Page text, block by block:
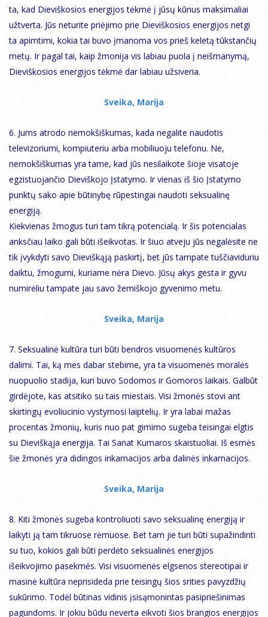
ta, kad Dieviškosios energijos tėkmė į jūsų kūnus maksimaliai
užtverta. Jūs neturite priėjimo prie Dieviškosios energijos netgi
ta apimtimi, kokia tai buvo įmanoma vos prieš keletą tūkstančių
metų. Ir pagal tai, kaip žmonija vis labiau puola į neišmanymą,
Dieviškosios energijos tėkmė dar labiau užsiveria.
Sveika, Marija
6. Jums atrodo nemokšiškumas, kada negalite naudotis
televizoriumi, kompiuteriu arba mobiliuoju telefonu. Ne,
nemokšiškumas yra tame, kad jūs nesilaikote šioje visatoje
egzistuojančio Dieviškojo Įstatymo. Ir vienas iš šio Įstatymo
punktų sako apie būtinybę rūpestingai naudoti seksualinę
energiją.
Kiekvienas žmogus turi tam tikrą potencialą. Ir šis potencialas
anksčiau laiko gali būti išeikvotas. Ir šiuo atveju jūs negalėsite ne
tik įvykdyti savo Dieviškąją paskirtį, bet jūs tampate tuščiaviduriu
daiktu, žmogumi, kuriame nėra Dievo. Jūsų akys gesta ir gyvu
numirėliu tampate jau savo žemiškojo gyvenimo metu.
Sveika, Marija
7. Seksualinė kultūra turi būti bendros visuomenės kultūros
dalimi. Tai, ką mes dabar stebime, yra ta visuomenės moralės
nuopuolio stadija, kuri buvo Sodomos ir Gomoros laikais. Galbūt
girdėjote, kas atsitiko su tais miestais. Visi žmonės stovi ant
skirtingų evoliucinio vystymosi laiptelių. Ir yra labai mažas
procentas žmonių, kuris nuo pat gimimo sugeba teisingai elgtis
su Dieviškąja energija. Tai Sanat Kumaros skaistuoliai. Iš esmės
šie žmonės yra didingos inkarnacijos arba dalinės inkarnacijos.
Sveika, Marija
8. Kiti žmonės sugeba kontroliuoti savo seksualinę energiją ir
laikyti ją tam tikruose rėmuose. Bet tam jie turi būti supažindinti
su tuo, kokios gali būti perdėto seksualinės energijos
išeikvojimo pasekmės. Visi visuomenės elgsenos stereotipai ir
masinė kultūra neprisideda prie teisingų šios srities pavyzdžių
sukūrimo. Todėl būtinas vidinis įsisąmonintas pasipriešinimas
pagundoms. Ir jokiu būdu neverta eikvoti šios brangios energijos